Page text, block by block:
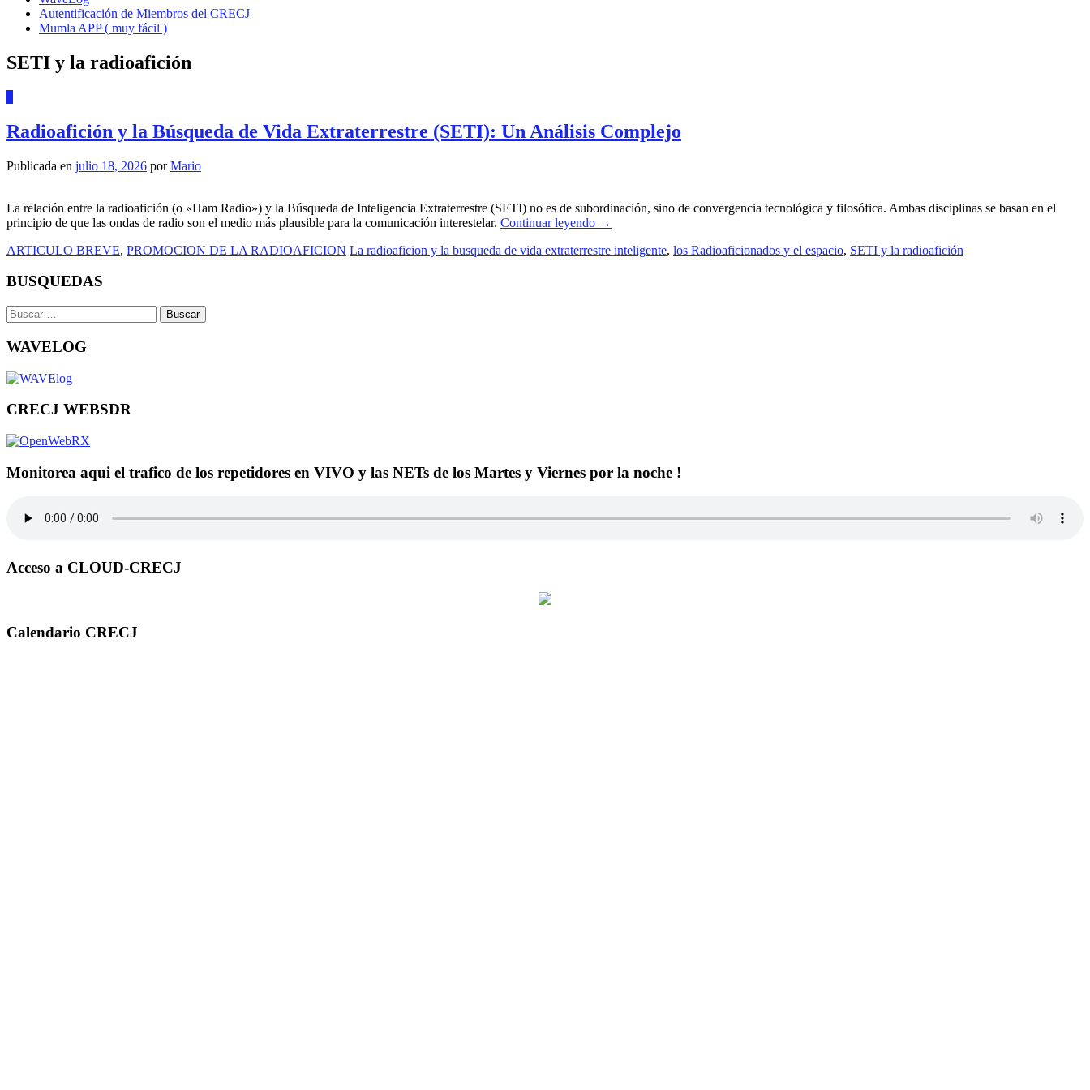
Autentificación de Miembros del CRECJ
Mumla APP ( muy fácil )
SETI y la radioafición
Radioafición y la Búsqueda de Vida Extraterrestre (SETI): Un Análisis Complejo
Publicada en julio 18, 2026 porMario
La relación entre la radioafición (o «Ham Radio») y la Búsqueda de Inteligencia Extraterrestre (SETI) no es de subordinación, sino de convergencia tecnológica y filosófica. Ambas disciplinas se basan en el
principio de que las ondas de radio son el medio más plausible para la comunicación interestelar. Continuar leyendo →
ARTICULO BREVE, PROMOCION DE LA RADIOAFICION La radioaficion y la busqueda de vida extraterrestre inteligente, los Radioaficionados y el espacio, SETI y la radioafición
BUSQUEDAS
Buscar:
WAVELOG
CRECJ WEBSDR
Monitorea aqui el trafico de los repetidores en VIVO y las NETs de los Martes y Viernes por la noche !
Acceso a CLOUD-CRECJ
Calendario CRECJ